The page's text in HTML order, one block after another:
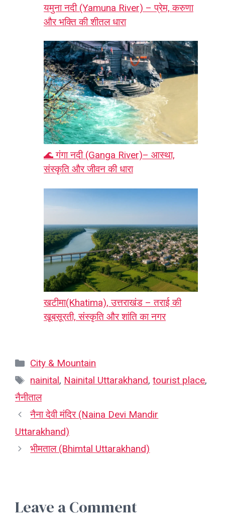
यमुना नदी (Yamuna River) – प्रेम, करुणा
और भक्ति की शीतल धारा
🌊 गंगा नदी (Ganga River)– आस्था,
संस्कृति और जीवन की धारा
खटीमा(Khatima), उत्तराखंड – तराई की
खूबसूरती, संस्कृति और शांति का नगर
Categories
City & Mountain
Tags
nainital, Nainital Uttarakhand,tourist place,
नैनीताल
नैना देवी मंदिर (Naina Devi Mandir
Uttarakhand)
भीमताल (Bhimtal Uttarakhand)
Leave a Comment